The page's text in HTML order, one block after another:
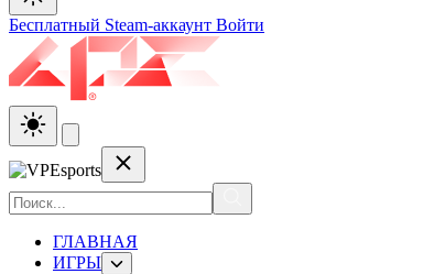
Бесплатный Steam-аккаунт Войти
ГЛАВНАЯ
ИГРЫ